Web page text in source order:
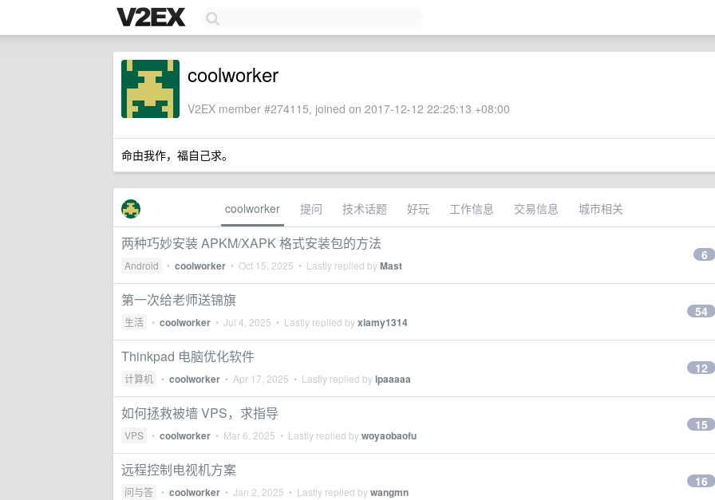
coolworker
V2EX member #274115, joined on 2017-12-12 22:25:13 +08:00
命由我作，福自己求。
coolworker 提问 技术话题 好玩 工作信息 交易信息 城市相关
两种巧妙安装 APKM/XAPK 格式安装包的方法
Android • coolworker • Oct 15, 2025 • Lastly replied byMast
6
第一次给老师送锦旗
生活 • coolworker • Jul 4, 2025 • Lastly replied byxiamy1314
54
Thinkpad 电脑优化软件
计算机 • coolworker • Apr 17, 2025 • Lastly replied bylpaaaaa
12
如何拯救被墙 VPS，求指导
VPS • coolworker • Mar 6, 2025 • Lastly replied bywoyaobaofu
15
远程控制电视机方案
问与答 • coolworker • Jan 2, 2025 • Lastly replied bywangmn
16